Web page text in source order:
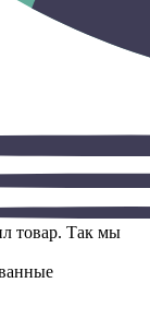
товар. Так мы